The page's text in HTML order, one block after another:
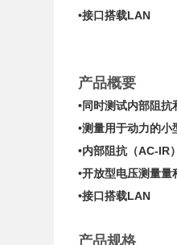
•接口搭载LAN
产品概要
•同时测试内部阻抗
•测量用于动力的小
•内部阻抗（AC-
•开放型电压测量
•接口搭载LAN
产品规格